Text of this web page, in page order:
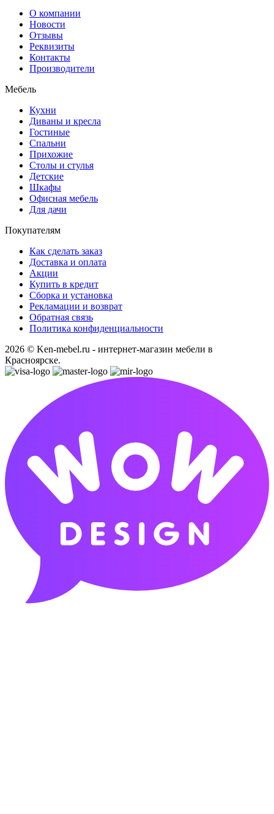
О компании
Новости
Отзывы
Реквизиты
Контакты
Производители
Мебель
Кухни
Диваны и кресла
Гостиные
Спальни
Прихожие
Столы и стулья
Детские
Шкафы
Офисная мебель
Для дачи
Покупателям
Как сделать заказ
Доставка и оплата
Акции
Купить в кредит
Сборка и установка
Рекламации и возврат
Обратная связь
Политика конфиденциальности
2026 © Ken-mebel.ru - интернет-магазин мебели в
Красноярске.